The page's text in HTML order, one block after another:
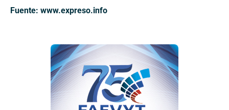
Fuente: www.expreso.info